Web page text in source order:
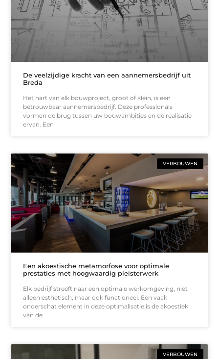
De veelzijdige kracht van een aannemersbedrijf uit
Breda
Het hart van elk bouwproject, groot of klein, is een
betrouwbaar aannemersbedrijf. Deze professionals
vormen de brug tussen uw bouwambities en de realisatie
ervan. Een
VERBOUWEN
Een akoestische metamorfose voor optimale
prestaties met hoogwaardig pleisterwerk
Elk bedrijf streeft naar een optimale werkomgeving, niet
alleen esthetisch, maar ook functioneel. Een vaak
onderschat element in deze optimalisatie is de akoestiek
van de
VERBOUWEN